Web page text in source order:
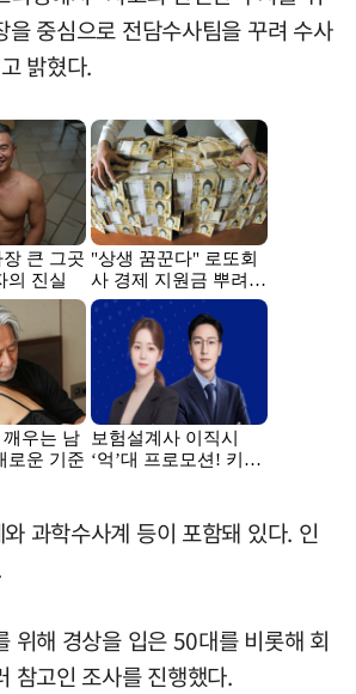
을 중심으로 전담수사팀을 꾸려 수사
밝혔다.
과학수사계 등이 포함돼 있다. 인
위해 경상을 입은 50대를 비롯해 회
참고인 조사를 진행했다.